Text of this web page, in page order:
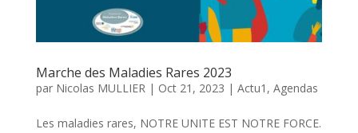
Marche des Maladies Rares 2023
par Nicolas MULLIER| Oct 21, 2023 | Actu1 , Agendas
Les maladies rares, NOTRE UNITE EST NOTRE FORCE.